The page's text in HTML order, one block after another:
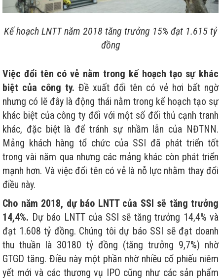
Kế hoạch LNTT năm 2018 tăng trưởng 15% đạt 1.615 tỷ
đồng
Việc đổi tên có vẻ nằm trong kế hoạch tạo sự khác
biệt của công ty. Đề xuất đổi tên có vẻ hơi bất ngờ
nhưng có lẽ đây là động thái nằm trong kế hoạch tạo sự
khác biệt của công ty đối với một số đối thủ cạnh tranh
khác, đặc biệt là để tránh sự nhầm lẫn của NĐTNN.
Mảng khách hàng tổ chức của SSI đã phát triển tốt
trong vài năm qua nhưng các mảng khác còn phát triển
mạnh hơn. Và việc đổi tên có vẻ là nỗ lực nhằm thay đổi
điều này.
Cho năm 2018, dự báo LNTT của SSI sẽ tăng trưởng
14,4%. Dự báo LNTT của SSI sẽ tăng trưởng 14,4% và
đạt 1.608 tỷ đồng. Chúng tôi dự báo SSI sẽ đạt doanh
thu thuần là 30180 tỷ đồng (tăng trưởng 9,7%) nhờ
GTGD tăng. Điều này một phần nhờ nhiều cổ phiếu niêm
yết mới và các thương vụ IPO cũng như các sản phẩm